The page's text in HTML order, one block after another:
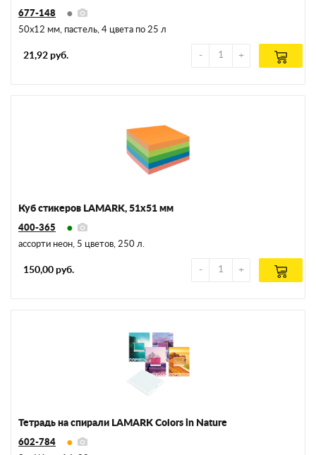
677-148
50х12 мм, пастель, 4 цвета по 25 л
21,92 руб.
Куб стикеров LAMARK, 51х51 мм
400-365
ассорти неон, 5 цветов, 250 л.
150,00 руб.
Тетрадь на спирали LAMARK Colors in Nature
602-784